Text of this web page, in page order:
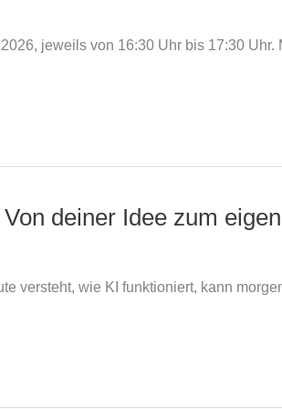
jeweils von 16:30 Uhr bis 17:30
deiner Idee zum
versteht, wie KI funktioniert, kann